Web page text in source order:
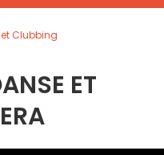
et Clubbing
ET